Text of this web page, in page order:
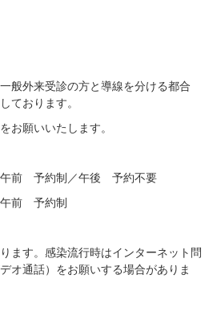
般外来受診の方と導線を分ける都合
ております。
お願いいたします。
午前 予約制／午後 予約不要
午前 予約制
ます。感染流行時はインターネット問
オ通話）をお願いする場合がありま